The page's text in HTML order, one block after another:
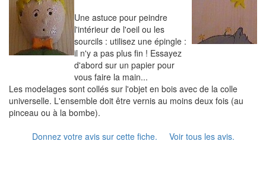
Une astuce pour peindre
l'intérieur de l'oeil ou les
sourcils : utilisez une épingle :
il n'y a pas plus fin ! Essayez
d'abord sur un papier pour
vous faire la main...
Les modelages sont collés sur l'objet en bois avec de la colle
universelle. L'ensemble doit être vernis au moins deux fois (au
pinceau ou à la bombe).
Donnez votre avis sur cette fiche.
Voir tous les avis.